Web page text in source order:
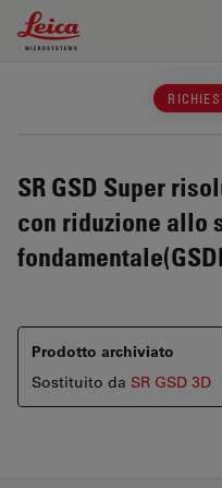
Leica Microsystems Logo
SR GSD Super
con riduzione allo
Prodotto archiviato
Sostituito da SR GSD 3D